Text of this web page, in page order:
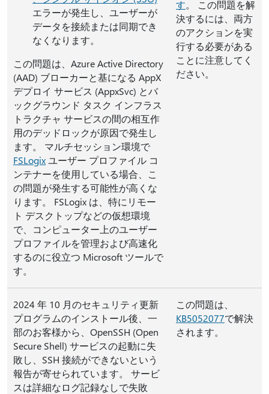
エラーが発生し、ユーザーが
データを接続または同期でき
なくなります。
この問題は、Azure Active Directory
(AAD) ブローカーと基になる AppX
デプロイ サービス (AppxSvc) とバ
ックグラウンド タスク インフラス
トラクチャ サービスの間の相互作
用のデッドロックが原因で発生し
ます。 マルチセッション環境で
FSLogixユーザー プロファイル コ
ンテナーを使用している場合、こ
の問題が発生する可能性が高くな
ります。 FSLogix は、特にリモー
ト デスクトップなどの仮想環境
で、コンピューター上のユーザー
プロファイルを管理および高速化
するのに役立つ Microsoft ツールで
す。
す。 この問題を解
決するには、両方
のアクションを実
行する必要がある
ことに注意してく
ださい。
2024 年 10 月のセキュリティ更新
プログラムのインストール後、一
部のお客様から、OpenSSH (Open
Secure Shell) サービスの起動に失
敗し、SSH 接続ができないという
報告が寄せられています。 サービ
スは詳細なログ記録なしで失敗
この問題は、
KB5052077で解決
されます。